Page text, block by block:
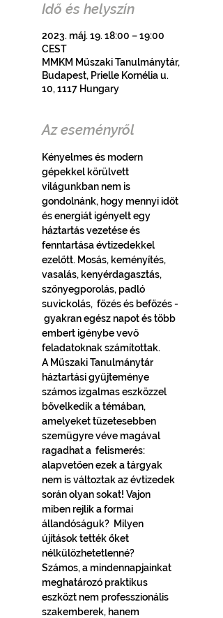
Idő és helyszín
2023. máj. 19. 18:00 – 19:00
CEST
MMKM Műszaki Tanulmánytár,
Budapest, Prielle Kornélia u.
10, 1117 Hungary
Az eseményről
Kényelmes és modern
gépekkel körülvett
világunkban nem is
gondolnánk, hogy mennyi időt
és energiát igényelt egy
háztartás vezetése és
fenntartása évtizedekkel
ezelőtt. Mosás, keményítés,
vasalás, kenyérdagasztás,
szőnyegporolás, padló
suvickolás,  főzés és befőzés -
gyakran egész napot és több
embert igénybe vevő
feladatoknak számítottak.
A Műszaki Tanulmánytár
háztartási gyűjteménye
számos izgalmas eszközzel
bővelkedik a témában,
amelyeket tüzetesebben
szemügyre véve magával
ragadhat a  felismerés:
alapvetően ezek a tárgyak
nem is változtak az évtizedek
során olyan sokat! Vajon
miben rejlik a formai
állandóságuk?  Milyen
újítások tették őket
nélkülözhetetlenné?
Számos, a mindennapjainkat
meghatározó praktikus
eszközt nem professzionális
szakemberek, hanem